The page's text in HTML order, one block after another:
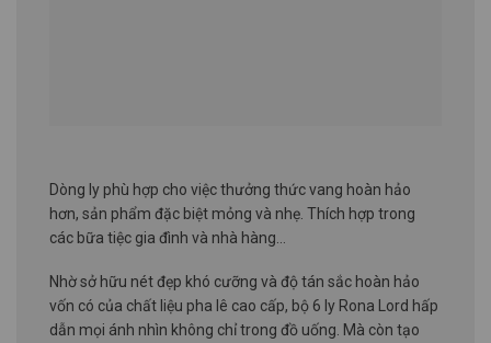
Dòng ly phù hợp cho việc thưởng thức vang hoàn hảo
hơn, sản phẩm đặc biệt mỏng và nhẹ. Thích hợp trong
các bữa tiệc gia đình và nhà hàng…
Nhờ sở hữu nét đẹp khó cưỡng và độ tán sắc hoàn hảo
vốn có của chất liệu pha lê cao cấp, bộ 6 ly Rona Lord hấp
dẫn mọi ánh nhìn không chỉ trong đồ uống. Mà còn tạo